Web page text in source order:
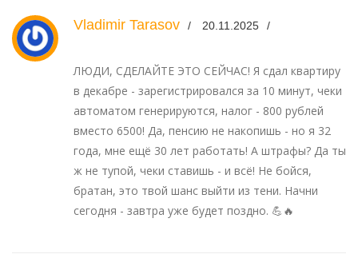
Vladimir Tarasov 20.11.2025
ЛЮДИ, СДЕЛАЙТЕ ЭТО СЕЙЧАС! Я сдал квартиру
в декабре - зарегистрировался за 10 минут, чеки
автоматом генерируются, налог - 800 рублей
вместо 6500! Да, пенсию не накопишь - но я 32
года, мне ещё 30 лет работать! А штрафы? Да ты
ж не тупой, чеки ставишь - и всё! Не бойся,
братан, это твой шанс выйти из тени. Начни
сегодня - завтра уже будет поздно. 💪🔥